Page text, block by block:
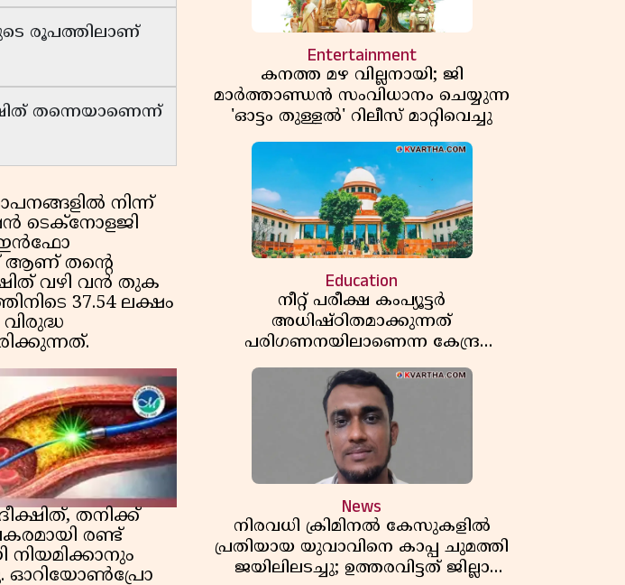
രൂപത്തിലാണ്
തന്നെയാണെന്ന്
നിന്ന്
ടെക്‌നോളജി
ഇൻഫോ
ആണ് തന്റെ
വഴി വൻ തുക
37.54 ലക്ഷം
തനിക്ക്
രണ്ട്
നിയമിക്കാനും
ഓറിയോൺപ്രോ
Entertainment
കനത്ത മഴ വില്ലനായി; ജി
മാർത്താണ്ഡൻ സംവിധാനം ചെയ്യുന്ന
'ഓട്ടം തുള്ളൽ' റിലീസ് മാറ്റിവെച്ചു
Education
നീറ്റ് പരീക്ഷ കംപ്യൂട്ടർ
അധിഷ്ഠിതമാക്കുന്നത്
പരിഗണനയിലാണെന്ന കേന്ദ്ര
സർക്കാരിൻ്റെ സത്യവാങ്മൂലത്തിൽ
മറുപടി നൽകാൻ ഹർജിക്കാരോട്
സുപ്രീംകോടതി
News
നിരവധി ക്രിമിനൽ കേസുകളിൽ
പ്രതിയായ യുവാവിനെ കാപ്പ ചുമത്തി
ജയിലിലടച്ചു; ഉത്തരവിട്ടത് ജില്ലാ